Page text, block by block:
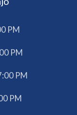
PM
PM
PM
PM